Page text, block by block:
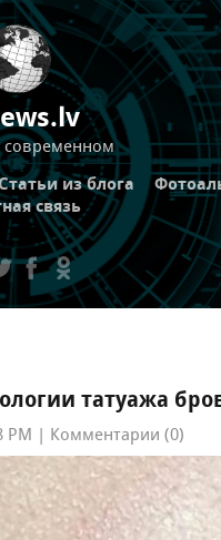
современном
из блога
связь
татуажа
PM | Комментарии (0)